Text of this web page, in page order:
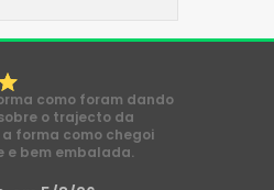
como foram dando
o trajecto da
forma como chegoi
e bem embalada.